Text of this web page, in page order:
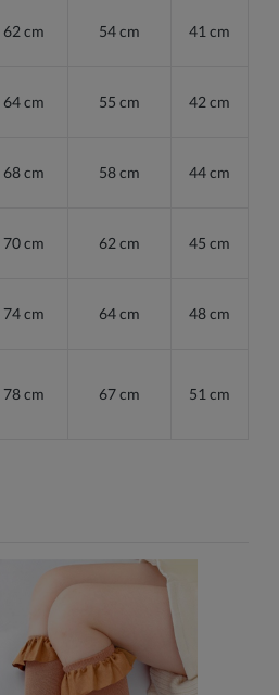
62 cm 54 cm 41 cm
64 cm 55 cm 42 cm
68 cm 58 cm 44 cm
70 cm 62 cm 45 cm
74 cm 64 cm 48 cm
78 cm 67 cm 51 cm